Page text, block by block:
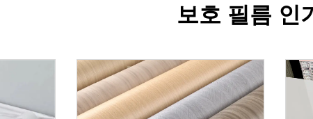
보호 필름 인